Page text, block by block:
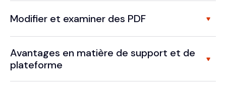
Modifier et examiner des PDF
Avantages en matière de support et de
plateforme